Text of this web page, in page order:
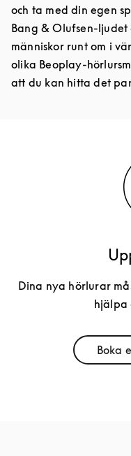
och ta med din egen
Bang & Olufsen-
människor runt om i
olika Beoplay-
att du kan hitta det
Dina nya hörlurar
hjälpa
Boka